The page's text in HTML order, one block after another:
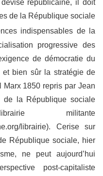
républicaine, il doit
de la République sociale
indispensables de la
progressive des
de démocratie du
et bien sûr la stratégie de
Marx 1850 repris par Jean
la République sociale
militante
librairie). Cerise sur
République sociale, hier
ne peut aujourd’hui
post-capitaliste